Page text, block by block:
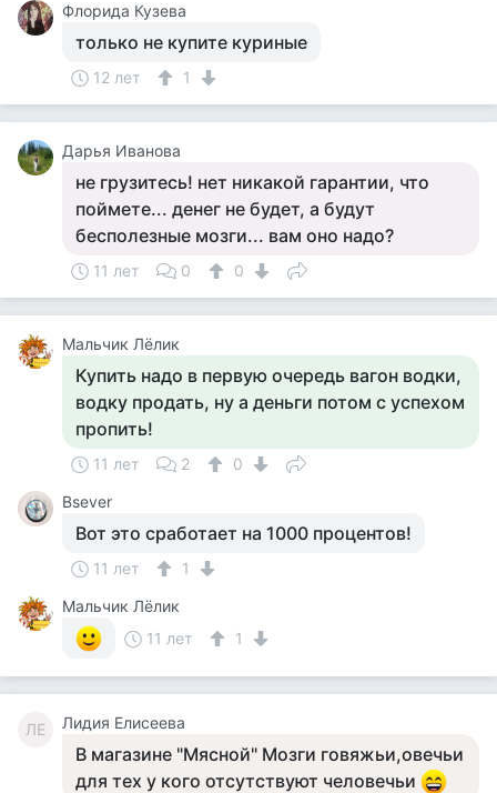
Флорида Кузева
только не купите куриные
12 лет 1
Дарья Иванова
не грузитесь! нет никакой гарантии, что
поймете... денег не будет, а будут
бесполезные мозги... вам оно надо?
11 лет 0 0
Мальчик Лёлик
Купить надо в первую очередь вагон водки,
водку продать, ну а деньги потом с успехом
пропить!
11 лет 2
0
Bsever
Вот это сработает на 1000 процентов!
11 лет
1
Мальчик Лёлик
11 лет
1
ЛЕ Лидия Елисеева
В магазине "Мясной" Мозги говяжьи,овечьи
для тех у кого отсутствуют человечьи